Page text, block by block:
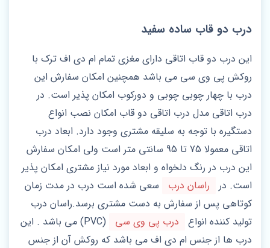
درب دو قاب ساده سفید
این درب دو قاب اتاقی دارای مغزی تمام ام دی اف ترک با
روکش پی وی سی می باشد همچنین امکان سفارش این
درب با چهار چوبی چوبی و دورکوب امکان پذیر است. در
درب اتاقی مدل درب اتاقی دو قاب امکان نصب انواع
دستگیره با توجه به سلیقه مشتری وجود دارد. ابعاد درب
اتاقی معمولا 75 تا 95 سانتی متر است ولی امکان سفارش
این درب در رنگ دلخواه و ابعاد مورد نیاز مشتری امکان پذیر
است. در
راسان درب
سعی شده است درب در مدت زمان
کوتاهی پس از سفارش به دست مشتری برسد.راسان درب
تولید کننده انواع
درب پی وی سی
(PVC) می باشد . این
درب ها از جنس ام دی اف می باشد که روکش آن از جنس